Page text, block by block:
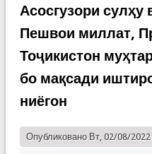
Асосгузори сулҳу
Пешвои миллат,
Тоҷикистон
бо мақсади
ниёгон
Опубликовано Вт, 02/08/2022